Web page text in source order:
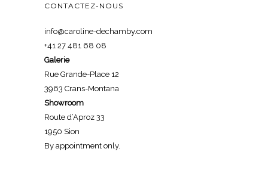
CONTACTEZ-NOUS
info@caroline-dechamby.com
+41 27 481 68 08
Galerie
Rue Grande-Place 12
3963 Crans-Montana
Showroom
Route d’Aproz 33
1950 Sion
By appointment only.